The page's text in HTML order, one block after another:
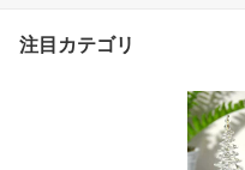
注目カテゴリ